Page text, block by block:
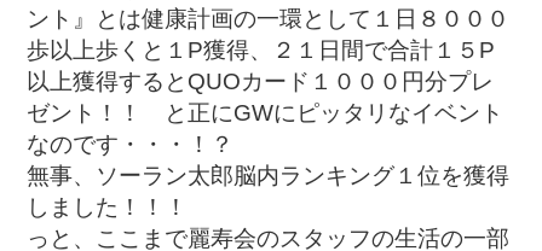
ント』とは健康計画の一環として１日８０００
歩以上歩くと１P獲得、２１日間で合計１５P
以上獲得するとQUOカード１０００円分プレ
ゼント！！ と正にGWにピッタリなイベント
なのです・・・！？
無事、ソーラン太郎脳内ランキング１位を獲得
しました！！！
っと、ここまで麗寿会のスタッフの生活の一部